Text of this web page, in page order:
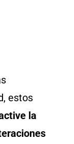
estos
la